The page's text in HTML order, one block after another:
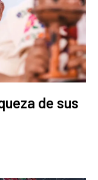
de sus